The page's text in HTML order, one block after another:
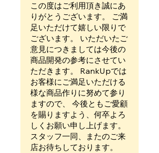
この度はご利用頂き誠にあ
りがとうございます。 ご満
足いただけて嬉しい限りで
ございます。 いただいたご
意見につきましては今後の
商品開発の参考にさせてい
ただきます。 RankUpでは
お客様にご満足いただける
様な商品作りに努めて参り
ますので、 今後ともご愛顧
を賜りますよう、何卒よろ
しくお願い申し上げます。
スタッフ一同、またのご来
店お待ちしております。